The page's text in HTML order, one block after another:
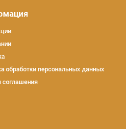
обработки персональных данных
соглашения